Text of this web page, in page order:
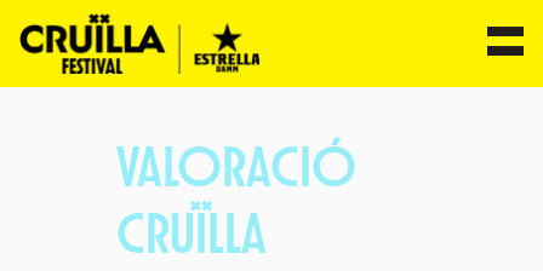
VALORACIÓ
CRUÏLLA